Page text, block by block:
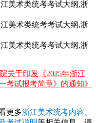
关于印发《2025年浙江
考试报考简章》的通知》
更多浙江美术统考内容、